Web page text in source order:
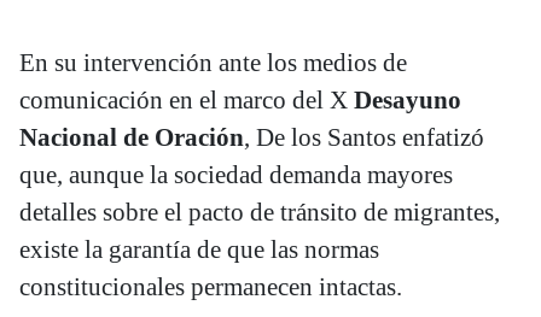
En su intervención ante los medios de
comunicación en el marco del X Desayuno
Nacional de Oración, De los Santos enfatizó
que, aunque la sociedad demanda mayores
detalles sobre el pacto de tránsito de migrantes,
existe la garantía de que las normas
constitucionales permanecen intactas.